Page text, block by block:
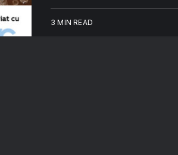
3 MIN READ